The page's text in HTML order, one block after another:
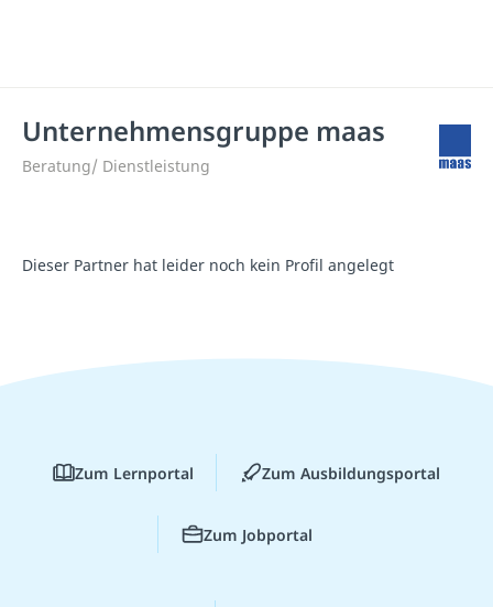
Unternehmensgruppe maas
Beratung/ Dienstleistung
Dieser Partner hat leider noch kein Profil angelegt
Zum Lernportal Zum Ausbildungsportal
Zum Jobportal